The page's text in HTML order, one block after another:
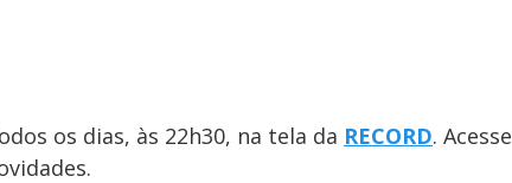
os dias, às 22h30, na tela da RECORD. Acesse